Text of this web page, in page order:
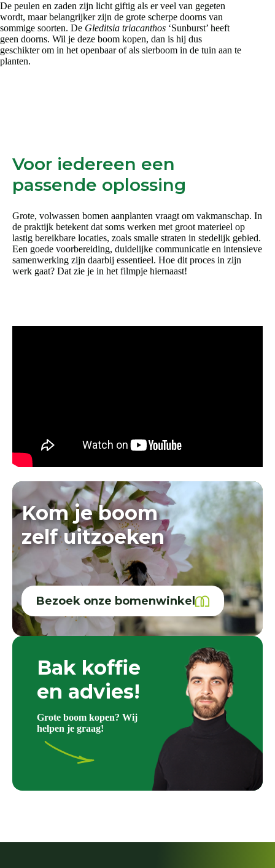
De peulen en zaden zijn licht giftig als er veel van gegeten
wordt, maar belangrijker zijn de grote scherpe doorns van
sommige soorten. De Gleditsia triacanthos ‘Sunburst’ heeft
geen doorns. Wil je deze boom kopen, dan is hij dus
geschikter om in het openbaar of als sierboom in de tuin aan te
planten.
Voor iedereen een
passende oplossing
Grote, volwassen bomen aanplanten vraagt om vakmanschap. In
de praktijk betekent dat soms werken met groot materieel op
lastig bereikbare locaties, zoals smalle straten in stedelijk gebied.
Een goede voorbereiding, duidelijke communicatie en intensieve
samenwerking zijn daarbij essentieel. Hoe dit proces in zijn
werk gaat? Dat zie je in het filmpje hiernaast!
Kom je boom
zelf uitzoeken
Bezoek onze bomenwinkel
Bak koffie
en advies!
Grote boom kopen? Wij
helpen je graag!